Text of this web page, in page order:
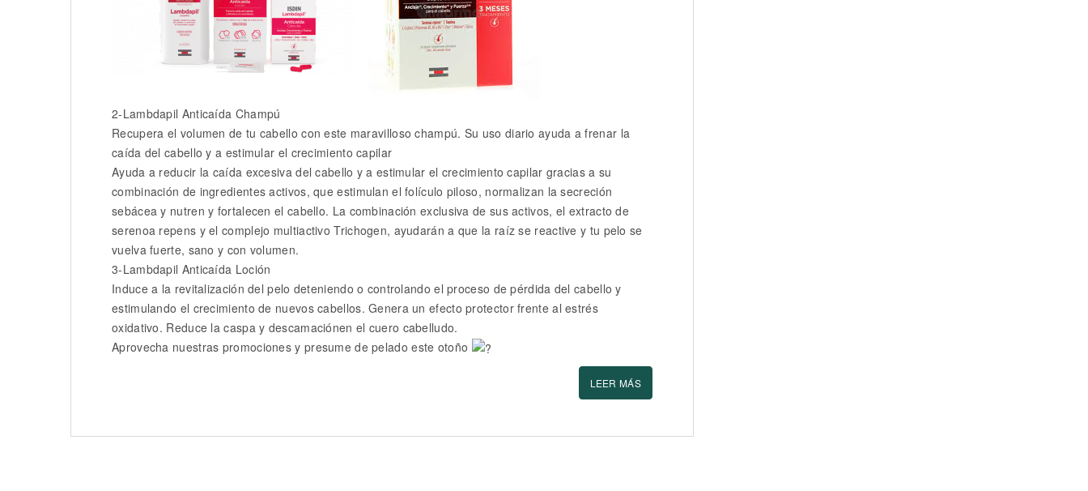
2-Lambdapil Anticaída Champú
Recupera el volumen de tu cabello con este maravilloso champú. Su uso diario ayuda a frenar la
caída del cabello y a estimular el crecimiento capilar
Ayuda a reducir la caída excesiva del cabello y a estimular el crecimiento capilar gracias a su
combinación de ingredientes activos, que estimulan el folículo piloso, normalizan la secreción
sebácea y nutren y fortalecen el cabello. La combinación exclusiva de sus activos, el extracto de
serenoa repens y el complejo multiactivo Trichogen, ayudarán a que la raíz se reactive y tu pelo se
vuelva fuerte, sano y con volumen.
3-Lambdapil Anticaída Loción
Induce a la revitalización del pelo deteniendo o controlando el proceso de pérdida del cabello y
estimulando el crecimiento de nuevos cabellos. Genera un efecto protector frente al estrés
oxidativo. Reduce la caspa y descamaciónen el cuero cabelludo.
Aprovecha nuestras promociones y presume de pelado este otoño
LEER MÁS